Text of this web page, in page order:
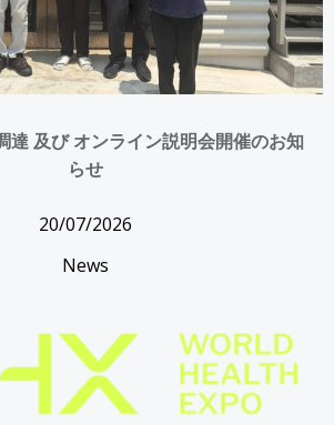
達 及び オンライン説明会開催のお知
らせ
20/07/2026
News